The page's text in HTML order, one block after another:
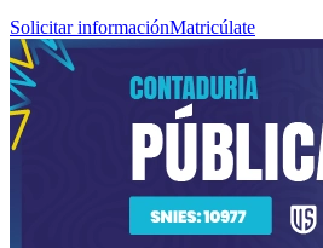
Solicitar informaciónMatricúlate